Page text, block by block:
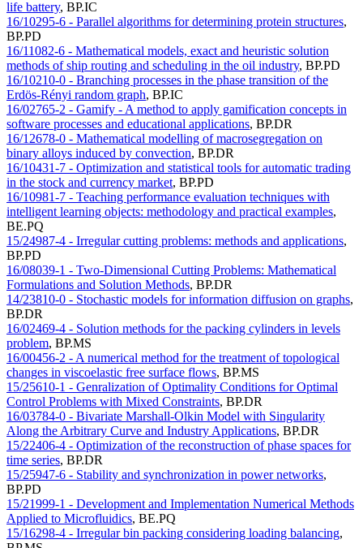
life battery, BP.IC
16/10295-6 - Parallel algorithms for determining protein structures,
BP.PD
16/11082-6 - Mathematical models, exact and heuristic solution
methods of ship routing and scheduling in the oil industry, BP.PD
16/10210-0 - Branching processes in the phase transition of the
Erdös-Rényi random graph, BP.IC
16/02765-2 - Gamify - A method to apply gamification concepts in
software processes and educational applications, BP.DR
16/12678-0 - Mathematical modelling of macrosegregation on
binary alloys induced by convection, BP.DR
16/10431-7 - Optimization and statistical tools for automatic trading
in the stock and currency market, BP.PD
16/10981-7 - Teaching performance evaluation techniques with
intelligent learning objects: methodology and practical examples,
BE.PQ
15/24987-4 - Irregular cutting problems: methods and applications,
BP.PD
16/08039-1 - Two-Dimensional Cutting Problems: Mathematical
Formulations and Solution Methods, BP.DR
14/23810-0 - Stochastic models for information diffusion on graphs,
BP.DR
16/02469-4 - Solution methods for the packing cylinders in levels
problem, BP.MS
16/00456-2 - A numerical method for the treatment of topological
changes in viscoelastic free surface flows, BP.MS
15/25610-1 - Genralization of Optimality Conditions for Optimal
Control Problems with Mixed Constraints, BP.DR
16/03784-0 - Bivariate Marshall-Olkin Model with Singularity
Along the Arbitrary Curve and Industry Applications, BP.DR
15/22406-4 - Optimization of the reconstruction of phase spaces for
time series, BP.DR
15/25947-6 - Stability and synchronization in power networks,
BP.PD
15/21999-1 - Development and Implementation Numerical Methods
Applied to Microfluidics, BE.PQ
15/16298-4 - Irregular bin packing considering loading balancing,